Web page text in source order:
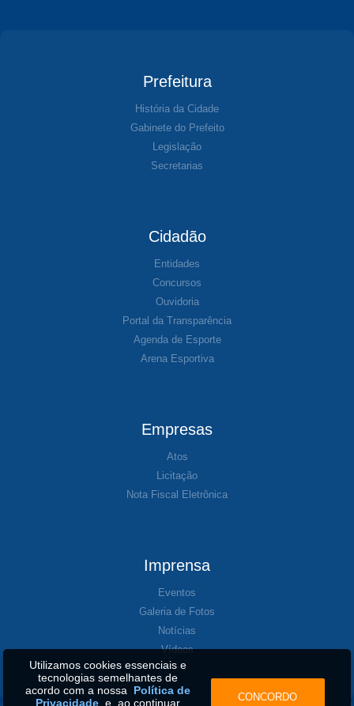
Prefeitura
História da Cidade
Gabinete do Prefeito
Legislação
Secretarias
Cidadão
Entidades
Concursos
Ouvidoria
Portal da Transparência
Agenda de Esporte
Arena Esportiva
Empresas
Atos
Licitação
Nota Fiscal Eletrônica
Imprensa
Eventos
Galeria de Fotos
Notícias
Vídeos
Utilizamos cookies essenciais e
tecnologias semelhantes de
acordo com a nossa Política de
Privacidadee, ao continuar CONCORDO